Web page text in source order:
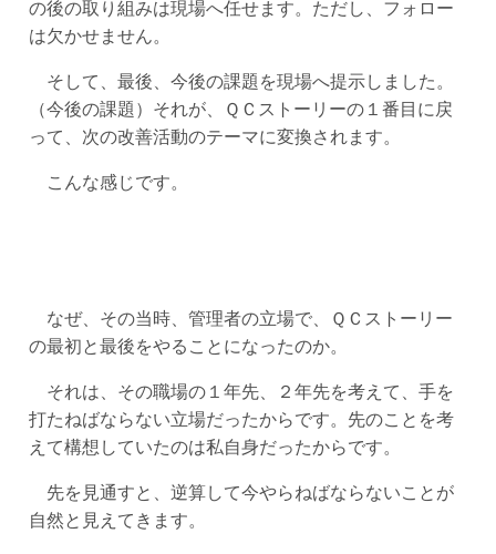
の後の取り組みは現場へ任せます。ただし、フォロー
は欠かせません。
そして、最後、今後の課題を現場へ提示しました。
（今後の課題）それが、ＱＣストーリーの１番目に戻
って、次の改善活動のテーマに変換されます。
こんな感じです。
なぜ、その当時、管理者の立場で、ＱＣストーリー
の最初と最後をやることになったのか。
それは、その職場の１年先、２年先を考えて、手を
打たねばならない立場だったからです。先のことを考
えて構想していたのは私自身だったからです。
先を見通すと、逆算して今やらねばならないことが
自然と見えてきます。